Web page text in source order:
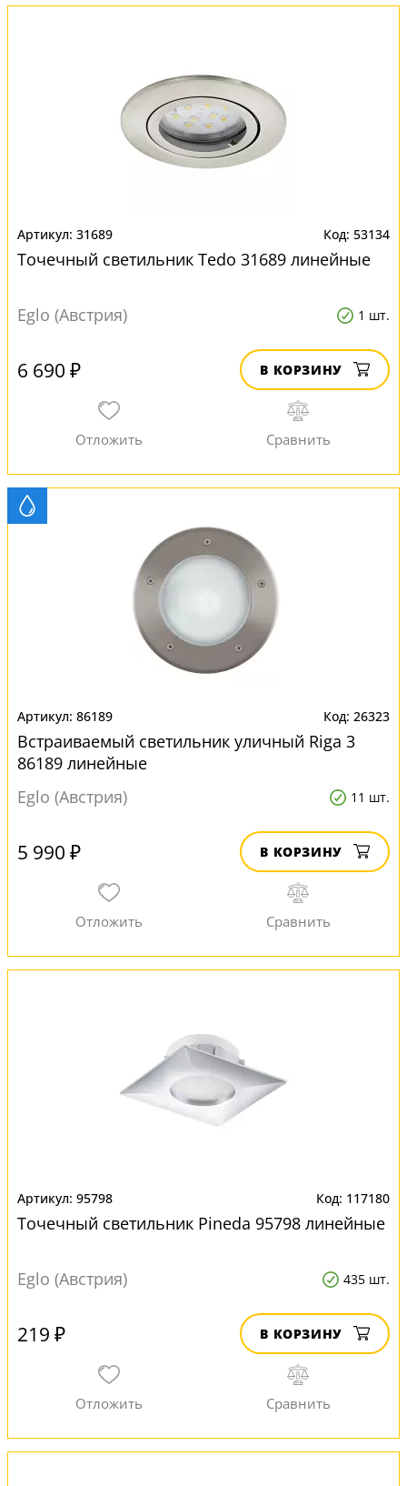
31689 53134
Точечный светильник Tedo 31689 линейные
Eglo (Австрия) 1 шт.
6 690 ₽ В КОРЗИНУ
86189 26323
Встраиваемый светильник уличный Riga 3
86189 линейные
Eglo (Австрия)
11 шт.
5 990 ₽ В КОРЗИНУ
95798 117180
Точечный светильник Pineda 95798 линейные
Eglo (Австрия) 435 шт.
219 ₽ В КОРЗИНУ